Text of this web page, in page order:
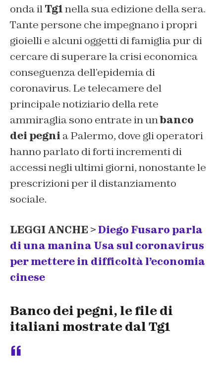
onda ilTg1nella sua edizione della sera.
Tante persone che impegnano i propri
gioielli e alcuni oggetti di famiglia pur di
cercare di superare la crisi economica
conseguenza dell’epidemia di
coronavirus. Le telecamere del
principale notiziario della rete
ammiraglia sono entrate in unbanco
dei pegni a Palermo, dove gli operatori
hanno parlato di forti incrementi di
accessi negli ultimi giorni, nonostante le
prescrizioni per il distanziamento
sociale.
LEGGI ANCHE >Diego Fusaro parla
di una manina Usa sul coronavirus
per mettere in difficoltà l’economia
cinese
Banco dei pegni, le file di
italiani mostrate dal Tg1